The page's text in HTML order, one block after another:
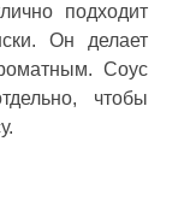
подходит
Он делает
Соус
чтобы